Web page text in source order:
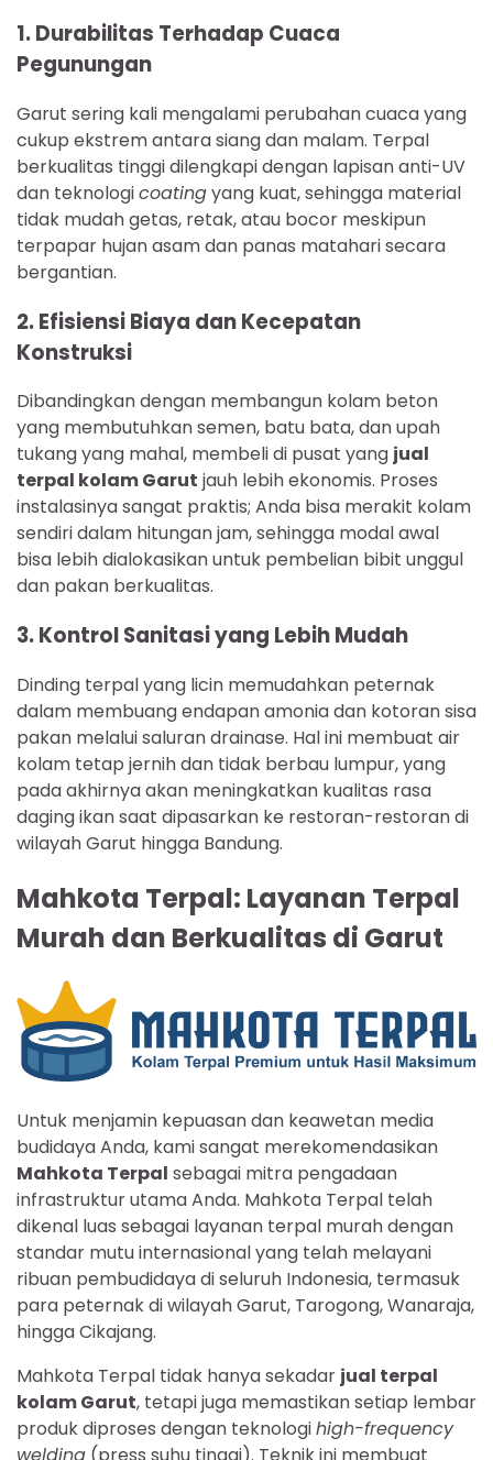
1. Durabilitas Terhadap Cuaca
Pegunungan
Garut sering kali mengalami perubahan cuaca yang
cukup ekstrem antara siang dan malam. Terpal
berkualitas tinggi dilengkapi dengan lapisan anti-UV
dan teknologicoatingyang kuat, sehingga material
tidak mudah getas, retak, atau bocor meskipun
terpapar hujan asam dan panas matahari secara
bergantian.
2. Efisiensi Biaya dan Kecepatan
Konstruksi
Dibandingkan dengan membangun kolam beton
yang membutuhkan semen, batu bata, dan upah
tukang yang mahal, membeli di pusat yang jual
terpal kolam Garut jauh lebih ekonomis. Proses
instalasinya sangat praktis; Anda bisa merakit kolam
sendiri dalam hitungan jam, sehingga modal awal
bisa lebih dialokasikan untuk pembelian bibit unggul
dan pakan berkualitas.
3. Kontrol Sanitasi yang Lebih Mudah
Dinding terpal yang licin memudahkan peternak
dalam membuang endapan amonia dan kotoran sisa
pakan melalui saluran drainase. Hal ini membuat air
kolam tetap jernih dan tidak berbau lumpur, yang
pada akhirnya akan meningkatkan kualitas rasa
daging ikan saat dipasarkan ke restoran-restoran di
wilayah Garut hingga Bandung.
Mahkota Terpal: Layanan Terpal
Murah dan Berkualitas di Garut
Untuk menjamin kepuasan dan keawetan media
budidaya Anda, kami sangat merekomendasikan
Mahkota Terpal sebagai mitra pengadaan
infrastruktur utama Anda. Mahkota Terpal telah
dikenal luas sebagai layanan terpal murah dengan
standar mutu internasional yang telah melayani
ribuan pembudidaya di seluruh Indonesia, termasuk
para peternak di wilayah Garut, Tarogong, Wanaraja,
hingga Cikajang.
Mahkota Terpal tidak hanya sekadar jual terpal
kolam Garut, tetapi juga memastikan setiap lembar
produk diproses dengan teknologihigh-frequency